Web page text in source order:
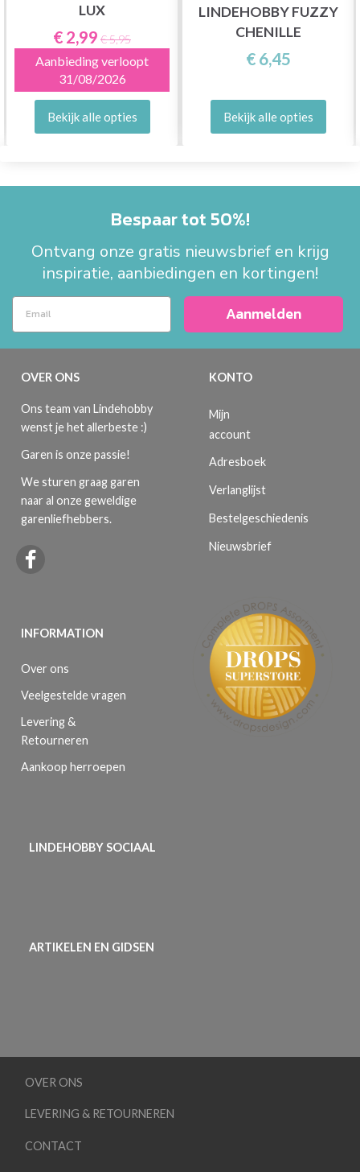
LUX
€ 2,99 € 5,95
Aanbieding verloopt
31/08/2026
Bekijk alle opties
LINDEHOBBY FUZZY
CHENILLE
€ 6,45
Bekijk alle opties
Bespaar tot 50%!
Ontvang onze gratis nieuwsbrief en krijg
inspiratie, aanbiedingen en kortingen!
Aanmelden
OVER ONS
Ons team van Lindehobby
wenst je het allerbeste :)
Garen is onze passie!
We sturen graag garen
naar al onze geweldige
garenliefhebbers.
INFORMATION
Over ons
Veelgestelde vragen
Levering &
Retourneren
Aankoop herroepen
KONTO
Mijn
account
Adresboek
Verlanglijst
Bestelgeschiedenis
Nieuwsbrief
LINDEHOBBY SOCIAAL
ARTIKELEN EN GIDSEN
OVER ONS
LEVERING & RETOURNEREN
CONTACT